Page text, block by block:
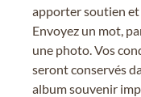
apporter soutien et
Envoyez un mot,
une photo. Vos
seront conservés
album souvenir